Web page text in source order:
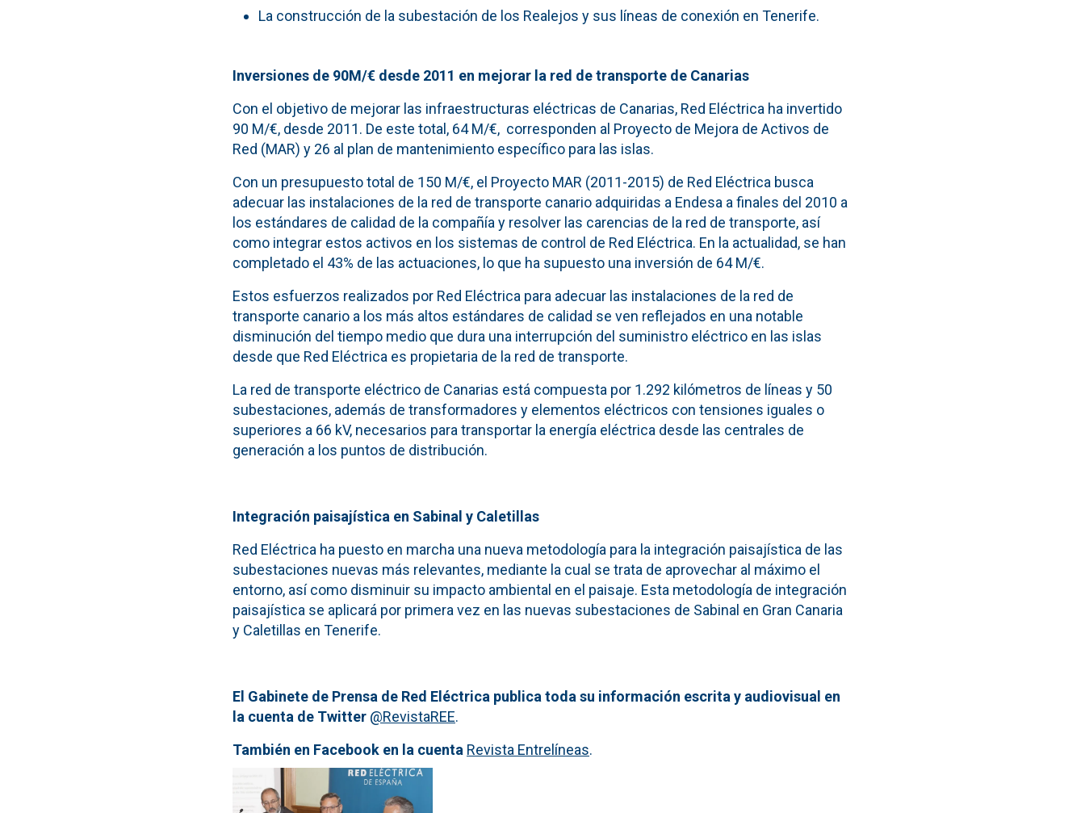
La construcción de la subestación de los Realejos y sus líneas de conexión en Tenerife.
Inversiones de 90M/€ desde 2011 en mejorar la red de transporte de Canarias
Con el objetivo de mejorar las infraestructuras eléctricas de Canarias, Red Eléctrica ha invertido
90 M/€, desde 2011. De este total, 64 M/€, corresponden al Proyecto de Mejora de Activos de
Red (MAR) y 26 al plan de mantenimiento específico para las islas.
Con un presupuesto total de 150 M/€, el Proyecto MAR (2011-2015) de Red Eléctrica busca
adecuar las instalaciones de la red de transporte canario adquiridas a Endesa a finales del 2010 a
los estándares de calidad de la compañía y resolver las carencias de la red de transporte, así
como integrar estos activos en los sistemas de control de Red Eléctrica. En la actualidad, se han
completado el 43% de las actuaciones, lo que ha supuesto una inversión de 64 M/€.
Estos esfuerzos realizados por Red Eléctrica para adecuar las instalaciones de la red de
transporte canario a los más altos estándares de calidad se ven reflejados en una notable
disminución del tiempo medio que dura una interrupción del suministro eléctrico en las islas
desde que Red Eléctrica es propietaria de la red de transporte.
La red de transporte eléctrico de Canarias está compuesta por 1.292 kilómetros de líneas y 50
subestaciones, además de transformadores y elementos eléctricos con tensiones iguales o
superiores a 66 kV, necesarios para transportar la energía eléctrica desde las centrales de
generación a los puntos de distribución.
Integración paisajística en Sabinal y Caletillas
Red Eléctrica ha puesto en marcha una nueva metodología para la integración paisajística de las
subestaciones nuevas más relevantes, mediante la cual se trata de aprovechar al máximo el
entorno, así como disminuir su impacto ambiental en el paisaje. Esta metodología de integración
paisajística se aplicará por primera vez en las nuevas subestaciones de Sabinal en Gran Canaria
y Caletillas en Tenerife.
El Gabinete de Prensa de Red Eléctrica publica toda su información escrita y audiovisual en
la cuenta de Twitter @RevistaREE.
También en Facebook en la cuenta Revista Entrelíneas.